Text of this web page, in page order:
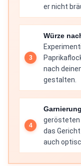
er nicht
Würze
nach
gestalten.
gerösteten
das
auch